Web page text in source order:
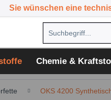
Sie wünschen eine
Chemie &
OKS 4200